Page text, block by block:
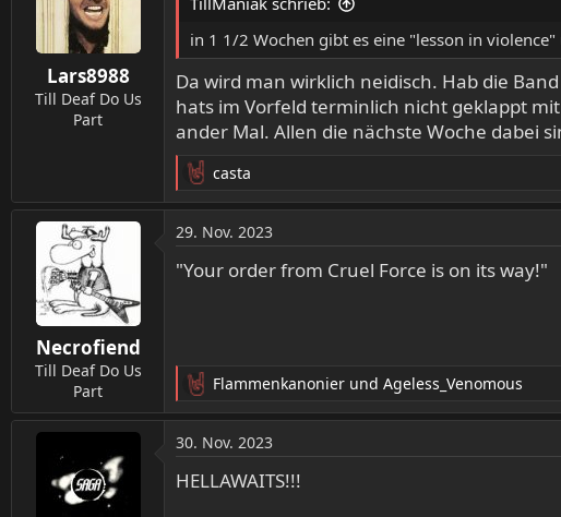
r
Lars8988
Till Deaf Do Us
Part
in 1 1/2 Wochen gibt es eine "lesson in
Da wird man wirklich neidisch. Hab die
hats im Vorfeld terminlich nicht geklappt
ander Mal. Allen die nächste Woche dabei
R
e
a
k
t
casta
Necrofiend
Till Deaf Do Us
Part
29. Nov. 2023
"Your order from Cruel Force is on its way!"
R
e
a
k
t
Flammenkanonier und Ageless_Venomous
30. Nov. 2023
HELLAWAITS!!!